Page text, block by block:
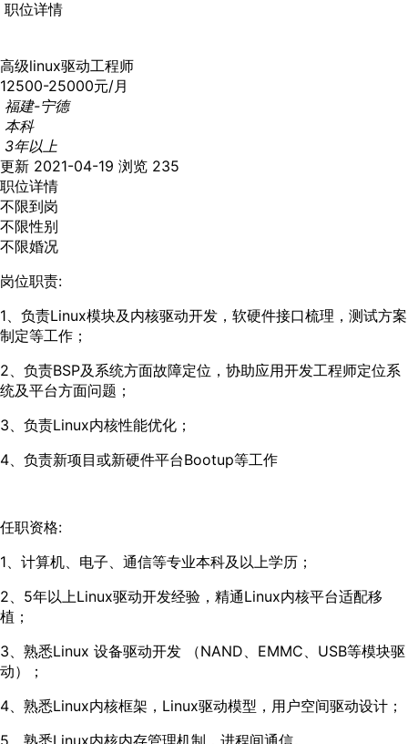
职位详情
高级linux驱动工程师
12500-25000元/月
福建-宁德
本科
3年以上
更新 2021-04-19 浏览 235
职位详情
不限到岗
不限性别
不限婚况
岗位职责:
1、负责Linux模块及内核驱动开发，软硬件接口梳理，测试方案
制定等工作；
2、负责BSP及系统方面故障定位，协助应用开发工程师定位系
统及平台方面问题；
3、负责Linux内核性能优化；
4、负责新项目或新硬件平台Bootup等工作
任职资格:
1、计算机、电子、通信等专业本科及以上学历；
2、5年以上Linux驱动开发经验，精通Linux内核平台适配移
植；
3、熟悉Linux 设备驱动开发 （NAND、EMMC、USB等模块驱
动）；
4、熟悉Linux内核框架，Linux驱动模型，用户空间驱动设计；
5、熟悉Linux内核内存管理机制，进程间通信。